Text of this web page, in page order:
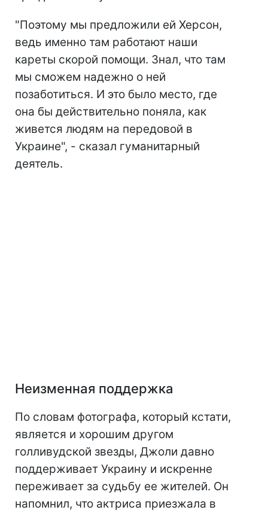
"Поэтому мы предложили ей Херсон,
ведь именно там работают наши
кареты скорой помощи. Знал, что там
мы сможем надежно о ней
позаботиться. И это было место, где
она бы действительно поняла, как
живется людям на передовой в
Украине", - сказал гуманитарный
деятель.
Неизменная поддержка
По словам фотографа, который кстати,
является и хорошим другом
голливудской звезды, Джоли давно
поддерживает Украину и искренне
переживает за судьбу ее жителей. Он
напомнил, что актриса приезжала в